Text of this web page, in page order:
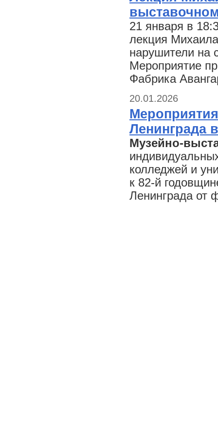
21 января в
лекция
нарушители на
Мероприятие
Фабрика
20.01.2026
Ленинграда
Музейно-
колледжей и
к 82-й
Ленинграда от